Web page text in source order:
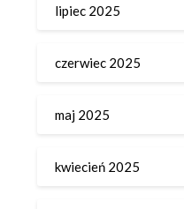
lipiec 2025
czerwiec 2025
maj 2025
kwiecień 2025